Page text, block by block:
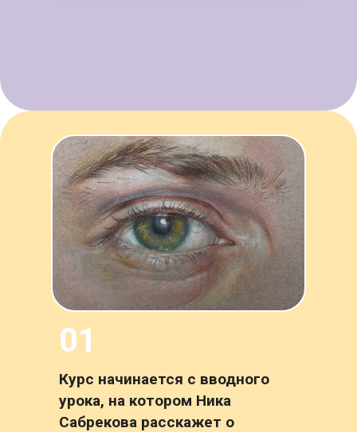
Курс начинается с вводного
урока, на котором Ника
Сабрекова расскажет о
01